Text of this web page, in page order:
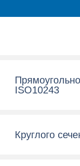
ISO10243
Круглого